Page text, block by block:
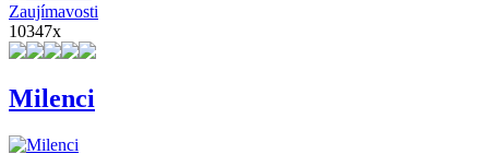
Zaujímavosti
10347x
Milenci